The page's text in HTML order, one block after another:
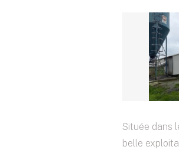
Située dans
belle